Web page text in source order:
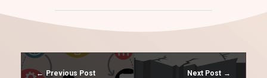
Previous Post Next Post